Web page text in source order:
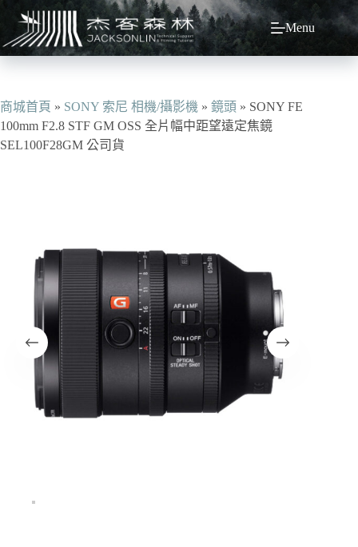
主
容
Menu
商城首頁 » SONY 索尼 相機/攝影機 » 鏡頭 » SONY FE
100mm F2.8 STF GM OSS 全片幅中距望遠定焦鏡
SEL100F28GM 公司貨